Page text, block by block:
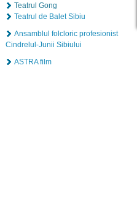
Teatrul Gong
Teatrul de Balet Sibiu
Ansamblul folcloric profesionist
Cindrelul-Junii Sibiului
ASTRA film